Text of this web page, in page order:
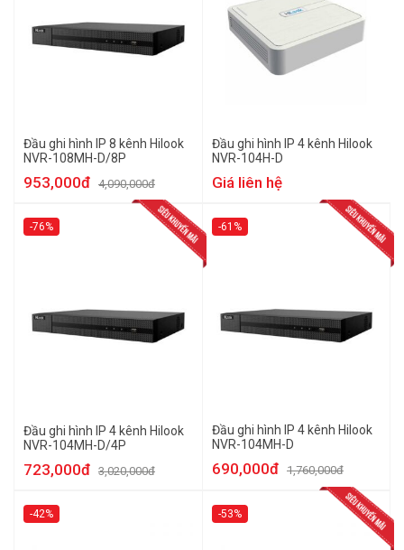
Đầu ghi hình IP 8 kênh Hilook
NVR-108MH-D/8P
953,000đ 4,090,000đ
Đầu ghi hình IP 4 kênh Hilook
NVR-104H-D
Giá liên hệ
-76%
Đầu ghi hình IP 4 kênh Hilook
NVR-104MH-D/4P
723,000đ 3,020,000đ
-61%
Đầu ghi hình IP 4 kênh Hilook
NVR-104MH-D
690,000đ 1,760,000đ
-42% -53%